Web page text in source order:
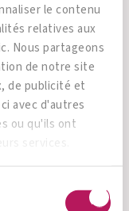
le contenu
relatives aux
Nous partageons
de notre site
de publicité et
avec d'autres
ou qu'ils ont
se
plus
qui le
des
de plus
et dans
de maladies.